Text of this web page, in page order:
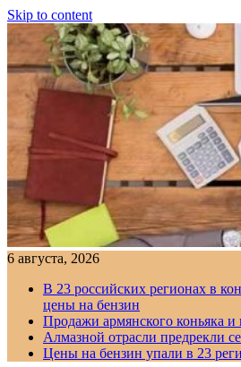
Skip to content
6 августа, 2026
В 23 российских регионах в
цены на бензин
Продажи армянского коньяка и
Алмазной отрасли предрекли
Цены на бензин упали в 23